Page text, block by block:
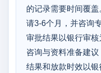
的记录需要时间覆
请3-6个月，并咨询
审批结果以银行审
咨询与资料准备建
结果和放款时效以